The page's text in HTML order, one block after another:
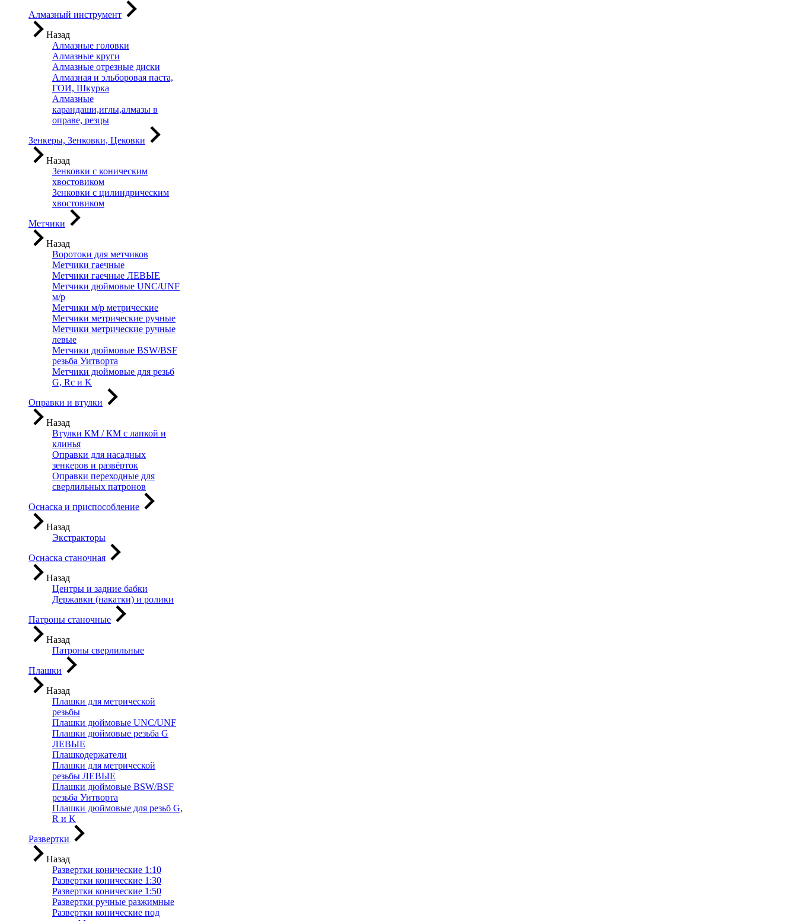
Алмазный инструмент
Назад
Алмазные головки
Алмазные круги
Алмазные отрезные диски
Алмазная и эльборовая паста,
ГОИ, Шкурка
Алмазные
карандаши,иглы,алмазы в
оправе, резцы
Зенкеры, Зенковки, Цековки
Назад
Зенковки с коническим
хвостовиком
Зенковки с цилиндрическим
хвостовиком
Метчики
Назад
Воротоки для метчиков
Метчики гаечные
Метчики гаечные ЛЕВЫЕ
Метчики дюймовые UNC/UNF
м/р
Метчики м/р метрические
Метчики метрические ручные
Метчики метрические ручные
левые
Метчики дюймовые BSW/BSF
резьба Уитворта
Метчики дюймовые для резьб
G, Rc и K
Оправки и втулки
Назад
Втулки КМ / КМ с лапкой и
клинья
Оправки для насадных
зенкеров и развёрток
Оправки переходные для
сверлильных патронов
Оснаска и приспособление
Назад
Экстракторы
Оснаска станочная
Назад
Центры и задние бабки
Державки (накатки) и ролики
Патроны станочные
Назад
Патроны сверлильные
Плашки
Назад
Плашки для метрической
резьбы
Плашки дюймовые UNC/UNF
Плашки дюймовые резьба G
ЛЕВЫЕ
Плашкодержатели
Плашки для метрической
резьбы ЛЕВЫЕ
Плашки дюймовые BSW/BSF
резьба Уитворта
Плашки дюймовые для резьб G,
R и K
Развертки
Назад
Развертки конические 1:10
Развертки конические 1:30
Развертки конические 1:50
Развертки ручные разжимные
Развертки конические под